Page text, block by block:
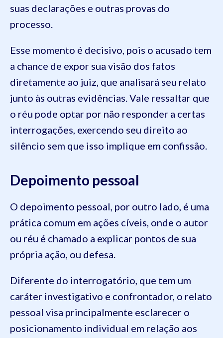
suas declarações e outras provas do
processo.
Esse momento é decisivo, pois o acusado tem
a chance de expor sua visão dos fatos
diretamente ao juiz, que analisará seu relato
junto às outras evidências. Vale ressaltar que
o réu pode optar por não responder a certas
interrogações, exercendo seu direito ao
silêncio sem que isso implique em confissão.
Depoimento pessoal
O depoimento pessoal, por outro lado, é uma
prática comum em ações cíveis, onde o autor
ou réu é chamado a explicar pontos de sua
própria ação, ou defesa.
Diferente do interrogatório, que tem um
caráter investigativo e confrontador, o relato
pessoal visa principalmente esclarecer o
posicionamento individual em relação aos